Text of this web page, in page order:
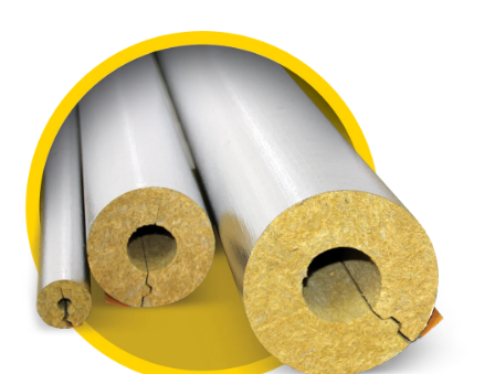
Inštalačný materiál
Podlahové kúrenie
Ventily a armatúry
Meranie a regulácia
Kúrenie a chladenie
Komíny a dymovody